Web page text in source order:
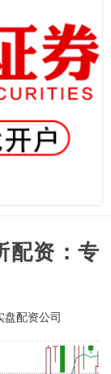
配资：专
盘配资公司